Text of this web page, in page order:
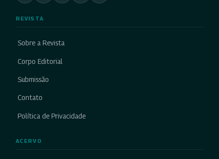
REVISTA
Sobre a Revista
Corpo Editorial
Submissão
Contato
Política de Privacidade
ACERVO